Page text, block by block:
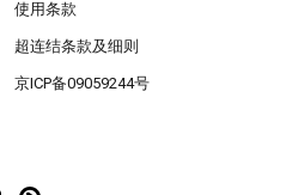
使用条款
超连结条款及细则
京ICP备09059244号